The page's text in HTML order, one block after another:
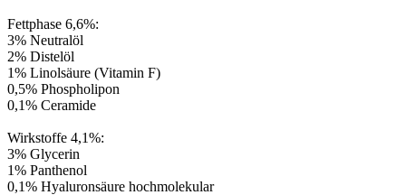
Fettphase 6,6%:
3% Neutralöl
2% Distelöl
1% Linolsäure (Vitamin F)
0,5% Phospholipon
0,1% Ceramide
Wirkstoffe 4,1%:
3% Glycerin
1% Panthenol
0,1% Hyaluronsäure hochmolekular